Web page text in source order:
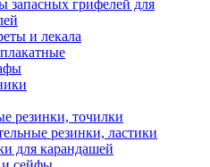
запасных грифелей для
и лекала
резинки, точилки
резинки, ластики
для карандашей